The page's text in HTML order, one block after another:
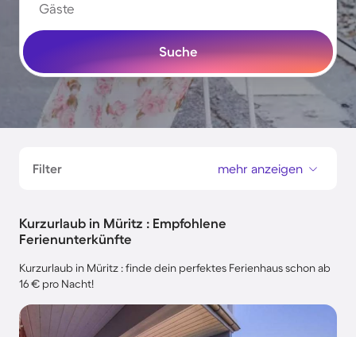
Gäste
Suche
Filter mehr anzeigen
Kurzurlaub in Müritz : Empfohlene
Ferienunterkünfte
Kurzurlaub in Müritz : finde dein perfektes Ferienhaus schon ab
16 € pro Nacht!